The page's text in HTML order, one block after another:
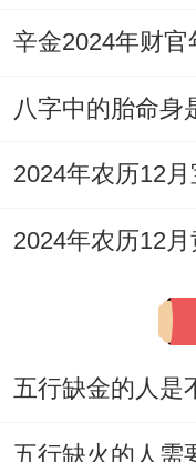
00）为较常见的
丑时标记勤奋耕
进行入宅仪式
在搬迁之事，吉
充分,新居应彻
口喷洒杀虫剂，
新家大型家具的
2024年农历12月